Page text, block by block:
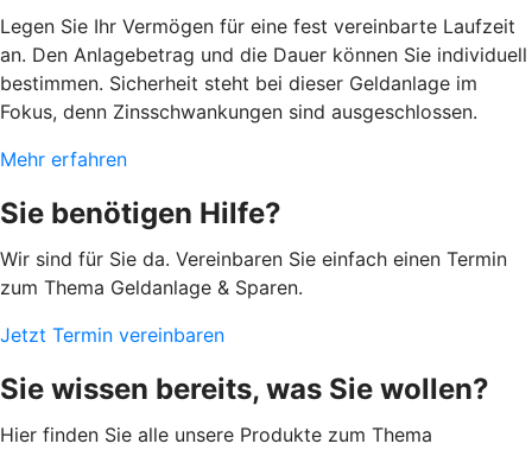
Legen Sie Ihr Vermögen für eine fest vereinbarte Laufzeit
an. Den Anlagebetrag und die Dauer können Sie individuell
bestimmen. Sicherheit steht bei dieser Geldanlage im
Fokus, denn Zinsschwankungen sind ausgeschlossen.
Mehr erfahren
Sie benötigen Hilfe?
Wir sind für Sie da. Vereinbaren Sie einfach einen Termin
zum Thema Geldanlage & Sparen.
Jetzt Termin vereinbaren
Sie wissen bereits, was Sie wollen?
Hier finden Sie alle unsere Produkte zum Thema